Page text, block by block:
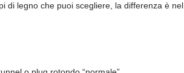
legno che puoi scegliere, la differenza è